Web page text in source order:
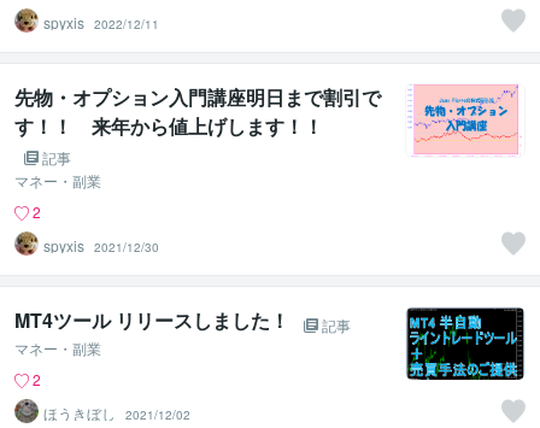
spyxis 2022/12/11
先物・オプション入門講座明日まで割引で
す！！ 来年から値上げします！！
記事
マネー・副業
2
spyxis 2021/12/30
MT4ツール リリースしました！
記事
マネー・副業
2
ほうきぼし
2021/12/02